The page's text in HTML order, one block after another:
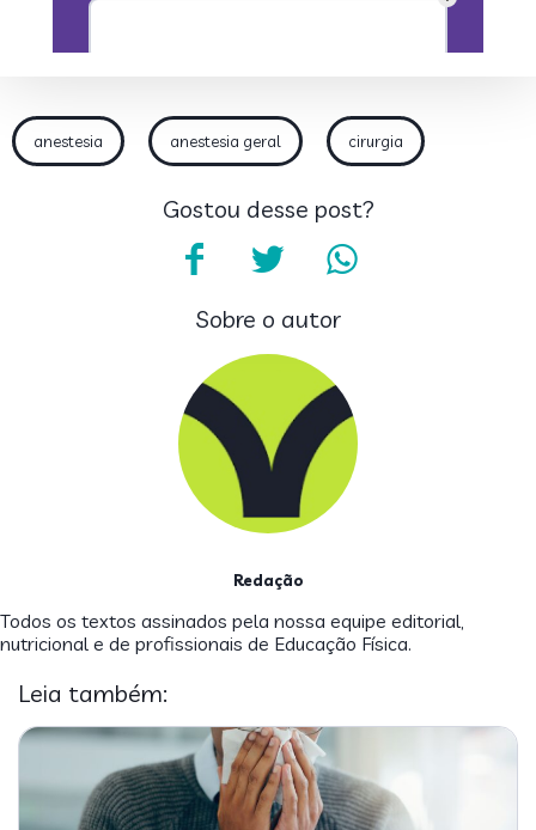
anestesia anestesia geral cirurgia
Gostou desse post?
Sobre o autor
Redação
Todos os textos assinados pela nossa equipe editorial,
nutricional e de profissionais de Educação Física.
Leia também: